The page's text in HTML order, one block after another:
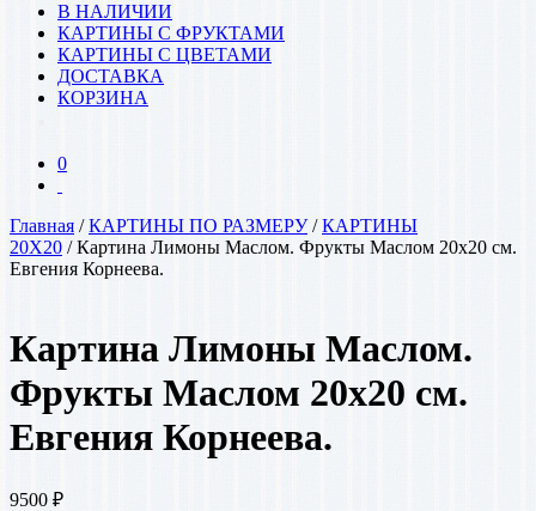
В НАЛИЧИИ
КАРТИНЫ С ФРУКТАМИ
КАРТИНЫ С ЦВЕТАМИ
ДОСТАВКА
КОРЗИНА
0
Главная /КАРТИНЫ ПО РАЗМЕРУ/КАРТИНЫ
20Х20 / Картина Лимоны Маслом. Фрукты Маслом 20х20 см.
Евгения Корнеева.
Картина Лимоны Маслом.
Фрукты Маслом 20х20 см.
Евгения Корнеева.
9500 ₽